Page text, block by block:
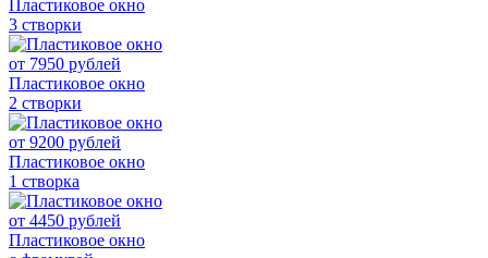
Пластиковое окно
3 створки
от 7950 рублей
Пластиковое окно
2 створки
от 9200 рублей
Пластиковое окно
1 створка
от 4450 рублей
Пластиковое окно